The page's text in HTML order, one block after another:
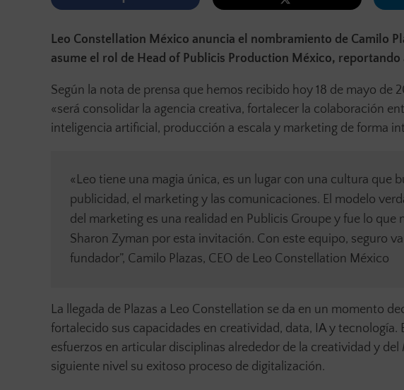
Leo Constellation México anuncia el nombramiento de Camilo
asume el rol de Head of Publicis Production México, reportando
Según la nota de prensa que hemos recibido hoy 18 de mayo de
«será consolidar la agencia creativa, fortalecer la colaboración
inteligencia artificial, producción a escala y marketing de forma
«Leo tiene una magia única, es un lugar con una cultura que
publicidad, el marketing y las comunicaciones. El modelo
del marketing es una realidad en Publicis Groupe y fue lo
Sharon Zyman por esta invitación. Con este equipo, seguro
fundador”, Camilo Plazas, CEO de Leo Constellation México
La llegada de Plazas a Leo Constellation se da en un momento
fortalecido sus capacidades en creatividad, data, IA y tecnología.
esfuerzos en articular disciplinas alrededor de la creatividad y del
siguiente nivel su exitoso proceso de digitalización.